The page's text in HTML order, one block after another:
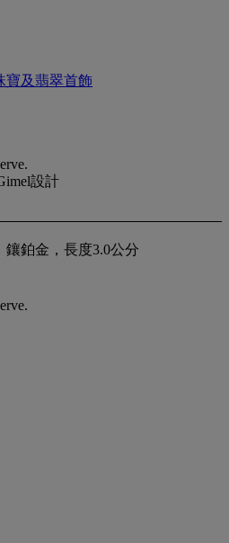
寶及翡翠首飾
設計
鉑金，長度3.0公分